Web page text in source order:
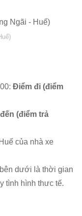
Điểm đi (điểm
(điểm trả
của nhà xe
dưới là thời gian
tình hình thưc tế.